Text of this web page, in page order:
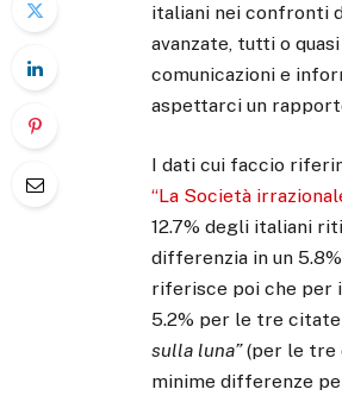
italiani nei confronti
avanzate, tutti o
comunicazioni e
aspettarci un
I dati cui faccio
“La Società
12.7% degli italiani
differenzia in un
riferisce poi che per
5.2% per le tre
sulla luna”(per le tre
minime differenze